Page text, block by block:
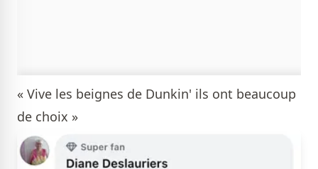
« Vive les beignes de Dunkin' ils ont beaucoup
de choix »